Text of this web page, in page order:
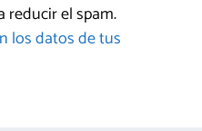
reducir el spam.
los datos de tus